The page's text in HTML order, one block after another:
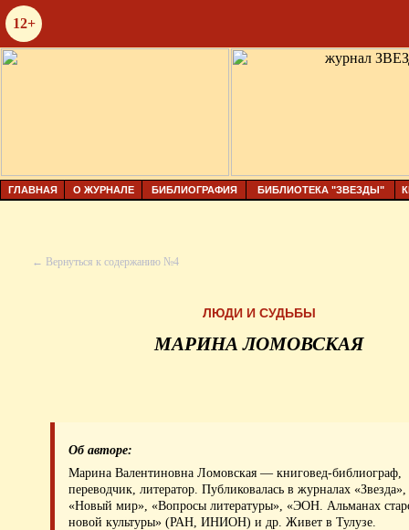
12+
ГЛАВНАЯ О ЖУРНАЛЕ БИБЛИОГРАФИЯ БИБЛИОТЕКА "ЗВЕЗДЫ"
← Вернуться к содержанию №4
ЛЮДИ И СУДЬБЫ
МАРИНА ЛОМОВСКАЯ
Об авторе:
Марина Валентиновна Ломовская — книговед-библиограф,
переводчик, литератор. Публиковалась в журналах «Звезда»,
«Новый мир», «Вопросы литературы», «ЭОН. Альманах
новой культуры» (РАН, ИНИОН) и др. Живет в Тулузе.